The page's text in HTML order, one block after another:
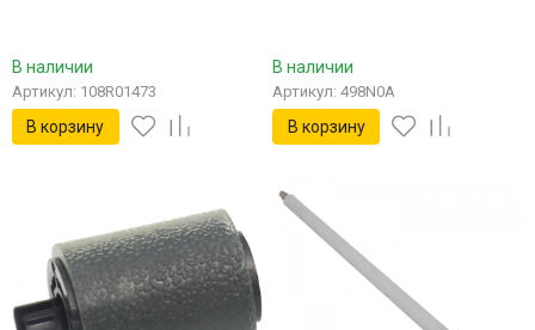
В наличии
Артикул: 108R01473
В корзину
В наличии
Артикул: 498N0A
В корзину